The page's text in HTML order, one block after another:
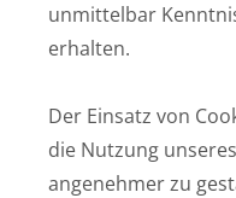
unmittelbar
erhalten.
Der Einsatz von
die Nutzung
angenehmer zu